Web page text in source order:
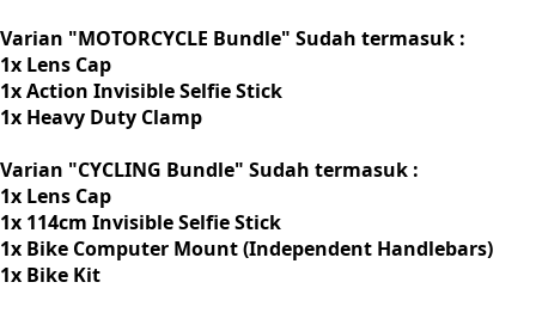
Varian "MOTORCYCLE Bundle" Sudah termasuk :
1x Lens Cap
1x Action Invisible Selfie Stick
1x Heavy Duty Clamp
Varian "CYCLING Bundle" Sudah termasuk :
1x Lens Cap
1x 114cm Invisible Selfie Stick
1x Bike Computer Mount (Independent Handlebars)
1x Bike Kit